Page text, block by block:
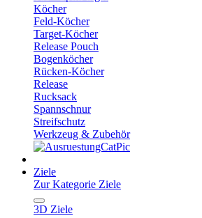
Köcher
Feld-Köcher
Target-Köcher
Release Pouch
Bogenköcher
Rücken-Köcher
Release
Rucksack
Spannschnur
Streifschutz
Werkzeug & Zubehör
Ziele
Zur Kategorie Ziele
3D Ziele